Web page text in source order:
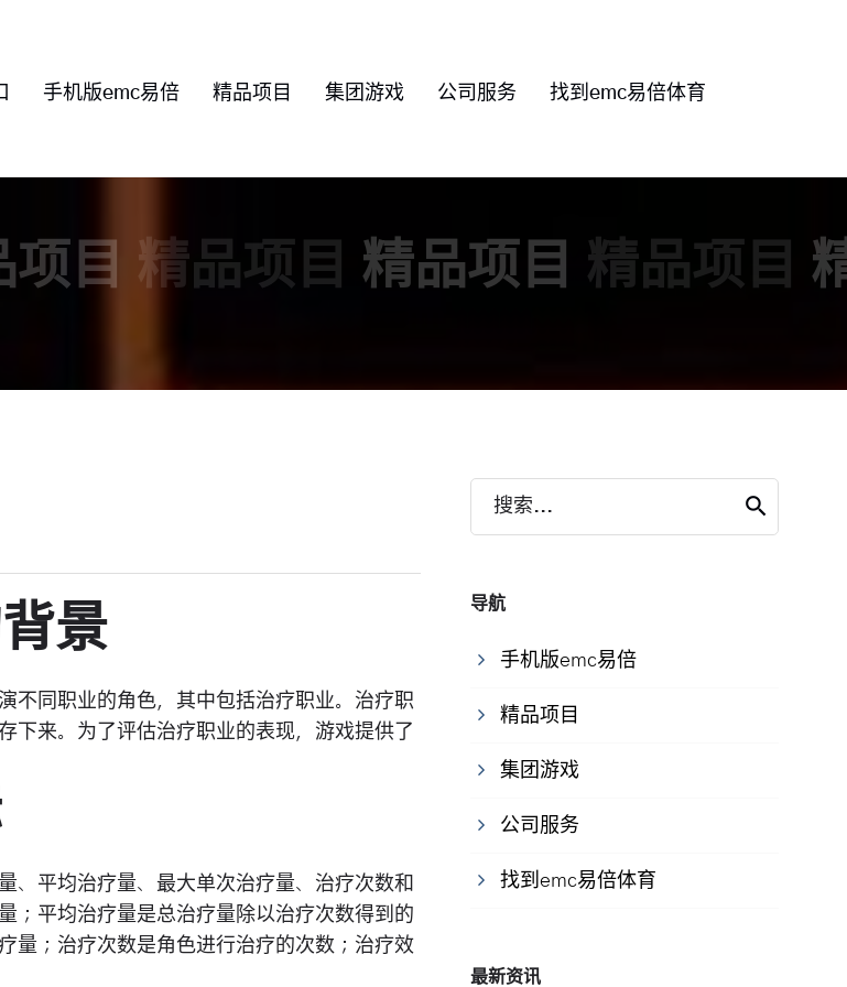
手机版emc易倍 精品项目 集团游戏 公司服务 找到emc易倍体育
目 精品项目 精品项目 精品项目
景
不同职业的角色，其中包括治疗职业。治疗职
下来。为了评估治疗职业的表现，游戏提供了
、平均治疗量、最大单次治疗量、治疗次数和
；平均治疗量是总治疗量除以治疗次数得到的
量；治疗次数是角色进行治疗的次数；治疗效
搜索...
导航
手机版emc易倍
精品项目
集团游戏
公司服务
找到emc易倍体育
最新资讯